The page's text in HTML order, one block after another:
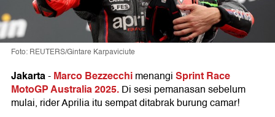
Foto: REUTERS/Gintare Karpaviciute
Jakarta-Marco BezzecchimenangiSprint Race
MotoGP Australia 2025.Di sesi pemanasan sebelum
mulai, rider Aprilia itu sempat ditabrak burung camar!